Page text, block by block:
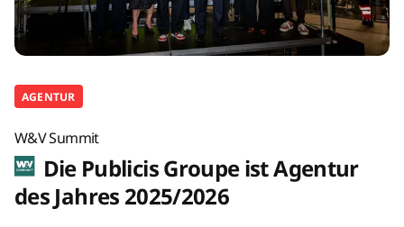
AGENTUR
W&V Summit
Die Publicis Groupe ist Agentur
des Jahres 2025/2026